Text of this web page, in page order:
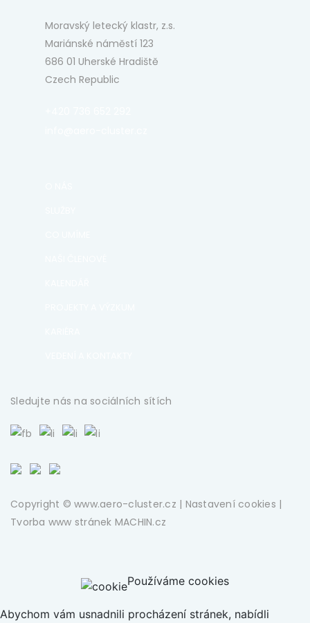
Moravský letecký klastr, z.s.
Mariánské náměstí 123
686 01 Uherské Hradiště
Czech Republic
Sledujte nás na sociálních sítích
Copyright © www.aero-cluster.cz | Nastavení cookies |
Tvorba www stránek MACHIN.cz
Používáme cookies
Abychom vám usnadnili procházení stránek, nabídli